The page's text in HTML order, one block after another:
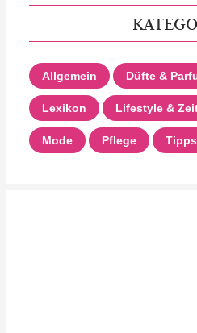
Allgemein Düfte &
Lexikon Lifestyle &
Mode Pflege Tipps